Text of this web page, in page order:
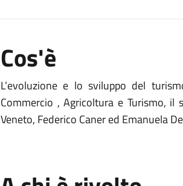
Cos'è
L’evoluzione e lo sviluppo del
Commercio , Agricoltura e Turismo, il
Veneto, Federico Caner ed Emanuela